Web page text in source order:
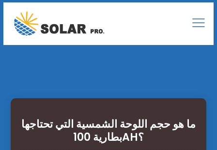
ما هو حجم اللوحة الشمسية التي تحتاجها
بطارية 100AH؟